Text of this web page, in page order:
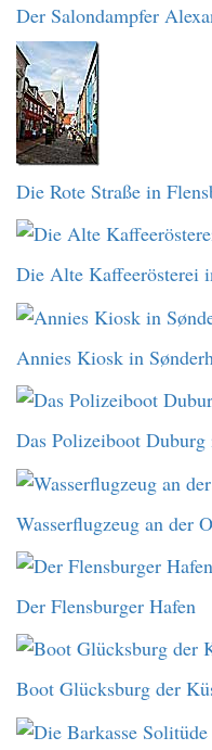
Der Salondampfer
Die Rote Straße in
Die Alte Kaffeerösterei
Annies Kiosk in
Das Polizeiboot
Wasserflugzeug an der
Der Flensburger Hafen
Boot Glücksburg der